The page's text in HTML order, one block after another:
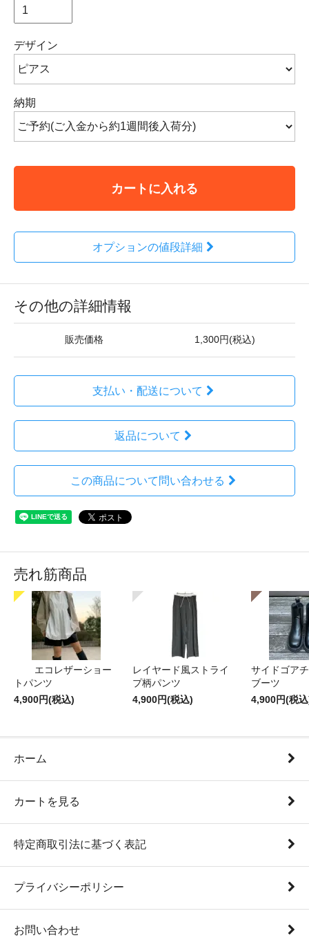
デザイン
納期
カートに入れる
オプションの値段詳細
その他の詳細情報
販売価格 1,300円(税込)
支払い・配送について
返品について
この商品について問い合わせる
売れ筋商品
エコレザーショー
トパンツ
4,900円(税込)
レイヤード風ストライ
プ柄パンツ
4,900円(税込)
サイドゴア
ブーツ
4,900円(税
ホーム
カートを見る
特定商取引法に基づく表記
プライバシーポリシー
お問い合わせ